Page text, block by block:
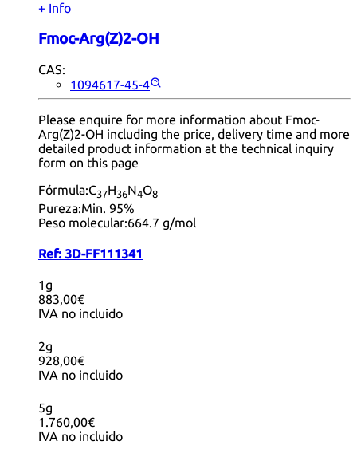
+ Info
Fmoc-Arg(Z)2-OH
CAS:
1094617-45-4
Please enquire for more information about Fmoc-
Arg(Z)2-OH including the price, delivery time and more
detailed product information at the technical inquiry
form on this page
Fórmula:C37H36N4O8
Pureza:Min. 95%
Peso molecular:664.7 g/mol
Ref: 3D-FF111341
1g
883,00€
IVA no incluido
2g
928,00€
IVA no incluido
5g
1.760,00€
IVA no incluido